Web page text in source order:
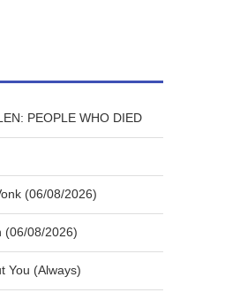
PEOPLE WHO DIED
(06/08/2026)
(06/08/2026)
You (Always)